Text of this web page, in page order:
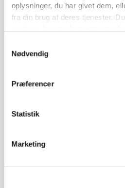
oplysninger, du har givet dem,
fra din brug af deres tjenester.
Nødvendig
Præferencer
Statistik
Marketing
Annonce
Loading...